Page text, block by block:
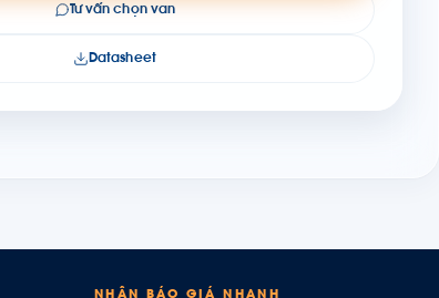
Tư vấn chọn van
Datasheet
NHẬN BÁO GIÁ NHANH